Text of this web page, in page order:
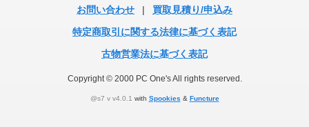
お問い合わせ
|
買取見積り/申込み
特定商取引に関する法律に基づく表記
古物営業法に基づく表記
Copyright © 2000 PC One's All rights reserved.
@s7 v v4.0.1 with Spookies & Functure